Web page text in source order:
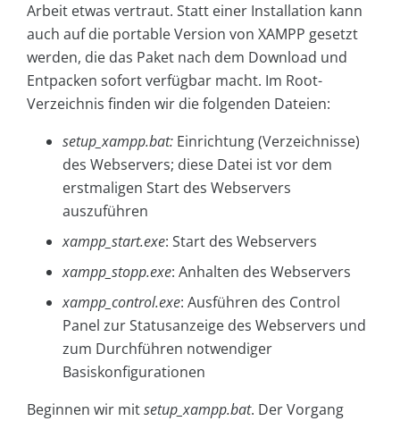
Arbeit etwas vertraut. Statt einer Installation kann
auch auf die portable Version von XAMPP gesetzt
werden, die das Paket nach dem Download und
Entpacken sofort verfügbar macht. Im Root-
Verzeichnis finden wir die folgenden Dateien:
setup_xampp.bat: Einrichtung (Verzeichnisse)
des Webservers; diese Datei ist vor dem
erstmaligen Start des Webservers
auszuführen
xampp_start.exe: Start des Webservers
xampp_stopp.exe: Anhalten des Webservers
xampp_control.exe: Ausführen des Control
Panel zur Statusanzeige des Webservers und
zum Durchführen notwendiger
Basiskonfigurationen
Beginnen wir mitsetup_xampp.bat. Der Vorgang